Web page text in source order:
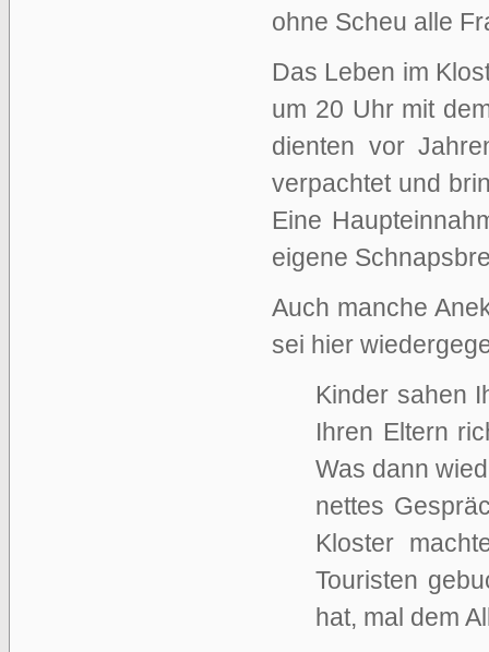
ohne Scheu alle
Das Leben im
um 20 Uhr mit
dienten vor
verpachtet und
Eine
eigene
Auch manche
sei hier
Kinder sahen
Ihren Eltern
Was dann
nettes
Kloster
Touristen
hat, mal dem